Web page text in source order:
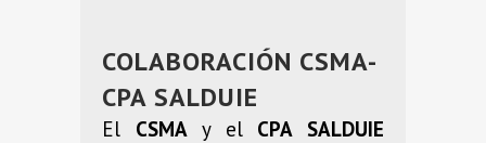
COLABORACIÓN CSMA-
CPA SALDUIE
El CSMAy el CPA SALDUIE